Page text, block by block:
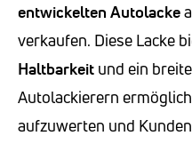
entwickelten Autolacke
verkaufen. Diese Lacke
Haltbarkeit und ein
Autolackierern
aufzuwerten und